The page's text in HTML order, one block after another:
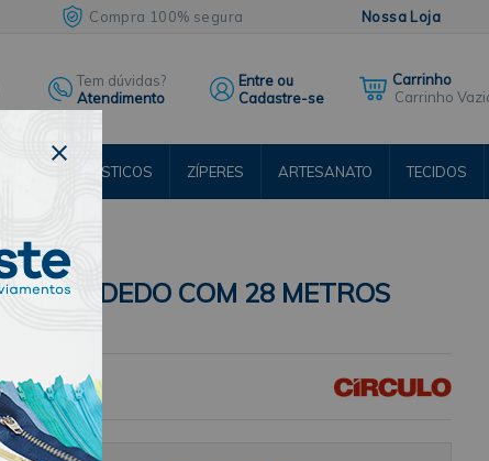
Compra 100% segura Nossa Loja
Tem dúvidas?
Atendimento
Entre ou
Cadastre-se
Carrinho
ELÁSTICOS ZÍPERES ARTESANATO TECIDOS
DE DEDO COM 28 METROS